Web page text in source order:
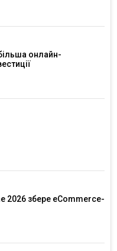
онлайн-
2026 збере eCommerce-